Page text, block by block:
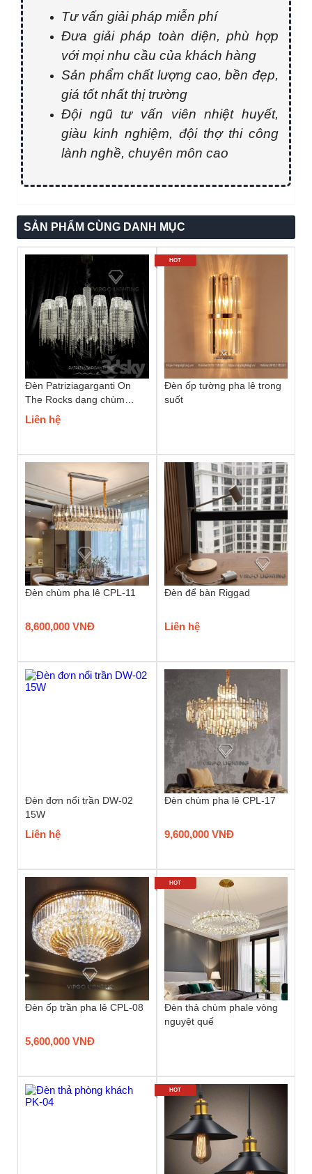
Tư vấn giải pháp miễn phí
Đưa giải pháp toàn diện, phù hợp
với mọi nhu cầu của khách hàng
Sản phẩm chất lượng cao, bền đẹp,
giá tốt nhất thị trường
Đội ngũ tư vấn viên nhiệt huyết,
giàu kinh nghiệm, đội thợ thi công
lành nghề, chuyên môn cao
SẢN PHẨM CÙNG DANH MỤC
Đèn Patriziagarganti On
The Rocks dạng chùm
phale
Liên hệ
Đèn ốp tường pha lê trong
suốt
HOT
Đèn chùm pha lê CPL-11
8,600,000 VNĐ
Đèn để bàn Riggad
Liên hệ
Đèn đơn nổi trần DW-02
15W
Liên hệ
Đèn chùm pha lê CPL-17
9,600,000 VNĐ
Đèn ốp trần pha lê CPL-08
5,600,000 VNĐ
Đèn thả chùm phale vòng
nguyệt quế
HOT
HOT